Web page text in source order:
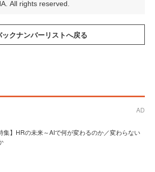
All rights reserved.
AD
集】HRの未来～AIで何が変わるのか／変わらない